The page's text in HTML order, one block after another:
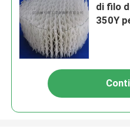
di filo
350Y